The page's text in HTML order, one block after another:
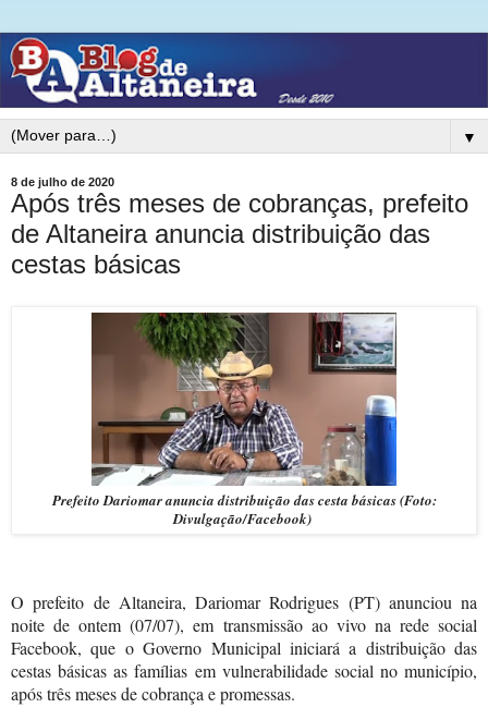
▼
8 de julho de 2020
Após três meses de cobranças, prefeito
de Altaneira anuncia distribuição das
cestas básicas
Prefeito Dariomar anuncia distribuição das cesta básicas (Foto:
Divulgação/Facebook)
O prefeito de Altaneira, Dariomar Rodrigues (PT) anunciou na
noite de ontem (07/07), em transmissão ao vivo na rede social
Facebook, que o Governo Municipal iniciará a distribuição das
cestas básicas as famílias em vulnerabilidade social no município,
após três meses de cobrança e promessas.